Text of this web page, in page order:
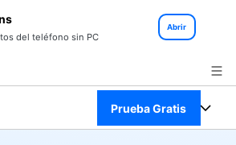
del teléfono sin PC
Abrir
Prueba Gratis